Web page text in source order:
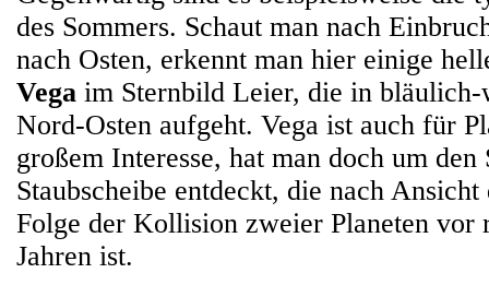
des Sommers. Schaut man nach
nach Osten, erkennt man hier einige
Vega im Sternbild Leier, die in bläulich-
Nord-Osten aufgeht. Vega ist auch für
großem Interesse, hat man doch um den
Staubscheibe entdeckt, die nach
Folge der Kollision zweier Planeten
Jahren ist.